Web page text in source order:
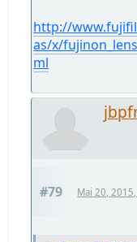
http://
as/x/
ml
#79 Mai 20,